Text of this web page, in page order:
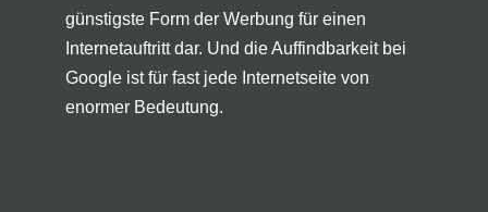
günstigste Form der Werbung für einen
Internetauftritt dar. Und die Auffindbarkeit bei
Google ist für fast jede Internetseite von
enormer Bedeutung.